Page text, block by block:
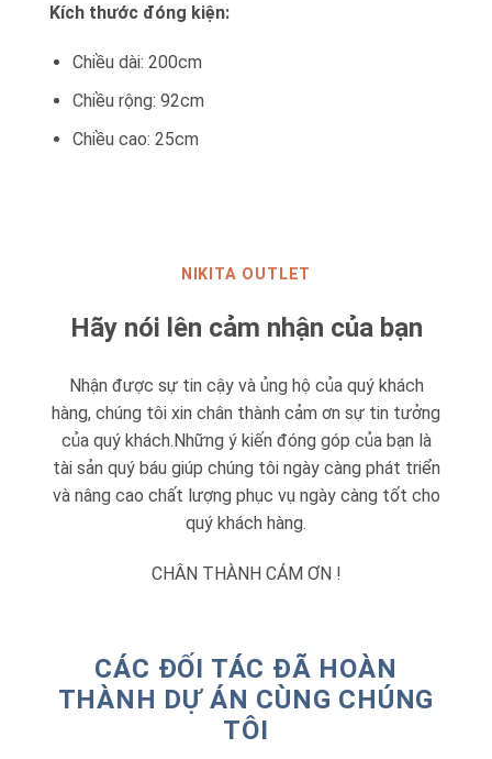
Kích thước đóng kiện:
Chiều dài: 200cm
Chiều rộng: 92cm
Chiều cao: 25cm
NIKITA OUTLET
Hãy nói lên cảm nhận của bạn
Nhận được sự tin cậy và ủng hộ của quý khách
hàng, chúng tôi xin chân thành cảm ơn sự tin tưởng
của quý khách.Những ý kiến đóng góp của bạn là
tài sản quý báu giúp chúng tôi ngày càng phát triển
và nâng cao chất lượng phục vụ ngày càng tốt cho
quý khách hàng.
CHÂN THÀNH CÁM ƠN !
CÁC ĐỐI TÁC ĐÃ HOÀN
THÀNH DỰ ÁN CÙNG CHÚNG
TÔI